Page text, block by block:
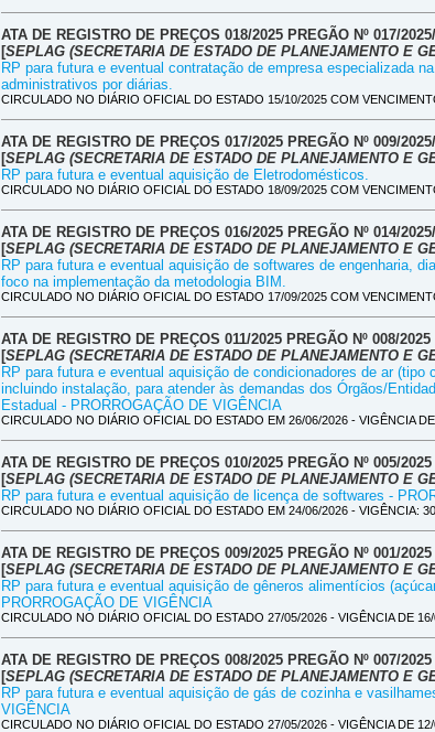
ATA DE REGISTRO DE PREÇOS 018/2025 PREGÃO Nº 017/
[SEPLAG (SECRETARIA DE ESTADO DE PLANEJAMENTO E
RP para futura e eventual contratação de empresa especializada
administrativos por diárias.
CIRCULADO NO DIÁRIO OFICIAL DO ESTADO 15/10/2025 COM
ATA DE REGISTRO DE PREÇOS 017/2025 PREGÃO Nº 009/
[SEPLAG (SECRETARIA DE ESTADO DE PLANEJAMENTO E
RP para futura e eventual aquisição de Eletrodomésticos.
CIRCULADO NO DIÁRIO OFICIAL DO ESTADO 18/09/2025 COM
ATA DE REGISTRO DE PREÇOS 016/2025 PREGÃO Nº 014/
[SEPLAG (SECRETARIA DE ESTADO DE PLANEJAMENTO E
RP para futura e eventual aquisição de softwares de engenharia,
foco na implementação da metodologia BIM.
CIRCULADO NO DIÁRIO OFICIAL DO ESTADO 17/09/2025 COM
ATA DE REGISTRO DE PREÇOS 011/2025 PREGÃO Nº 008/2025
[SEPLAG (SECRETARIA DE ESTADO DE PLANEJAMENTO E
RP para futura e eventual aquisição de condicionadores de ar (tipo
incluindo instalação, para atender às demandas dos Órgãos/
Estadual - PRORROGAÇÃO DE VIGÊNCIA
CIRCULADO NO DIÁRIO OFICIAL DO ESTADO EM 26/06/2026 - VIGÊNCIA
ATA DE REGISTRO DE PREÇOS 010/2025 PREGÃO Nº 005/2025
[SEPLAG (SECRETARIA DE ESTADO DE PLANEJAMENTO E
RP para futura e eventual aquisição de licença de softwares -
CIRCULADO NO DIÁRIO OFICIAL DO ESTADO EM 24/06/2026 - VIGÊNCIA:
ATA DE REGISTRO DE PREÇOS 009/2025 PREGÃO Nº 001/2025
[SEPLAG (SECRETARIA DE ESTADO DE PLANEJAMENTO E
RP para futura e eventual aquisição de gêneros alimentícios
PRORROGAÇÃO DE VIGÊNCIA
CIRCULADO NO DIÁRIO OFICIAL DO ESTADO 27/05/2026 - VIGÊNCIA DE
ATA DE REGISTRO DE PREÇOS 008/2025 PREGÃO Nº 007/2025
[SEPLAG (SECRETARIA DE ESTADO DE PLANEJAMENTO E
RP para futura e eventual aquisição de gás de cozinha e
VIGÊNCIA
CIRCULADO NO DIÁRIO OFICIAL DO ESTADO 27/05/2026 - VIGÊNCIA DE